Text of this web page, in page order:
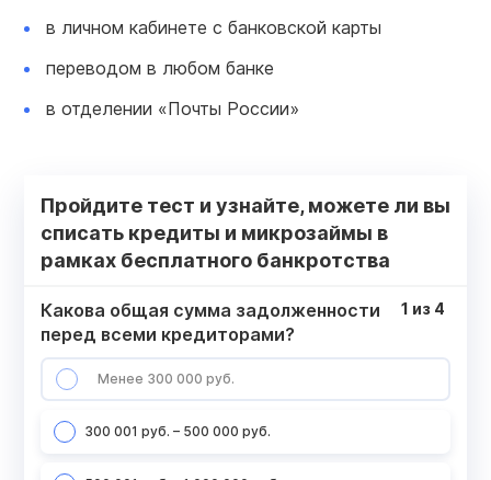
в личном кабинете с банковской карты
переводом в любом банке
в отделении «Почты России»
Пройдите тест и узнайте, можете ли вы
списать кредиты и микрозаймы в
рамках бесплатного банкротства
Какова общая сумма задолженности
перед всеми кредиторами?
Менее 300 000 руб.
300 001 руб. – 500 000 руб.
1 из 4